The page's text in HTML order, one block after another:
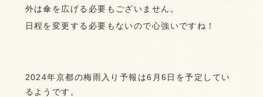
外は傘を広げる必要もございません。
日程を変更する必要もないので心強いですね！
2024年京都の梅雨入り予報は6月6日を予定してい
るようです。